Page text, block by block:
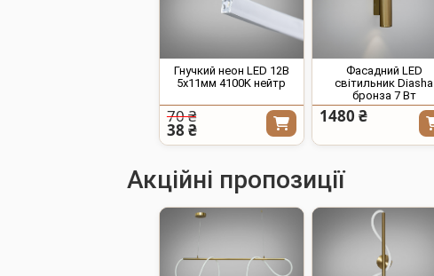
Гнучкий неон LED 12В
5x11мм 4100K нейтр
70 ₴
38 ₴
Фасадний LED
світильник Diasha
бронза 7 Вт
1480 ₴
Акційні пропозиції